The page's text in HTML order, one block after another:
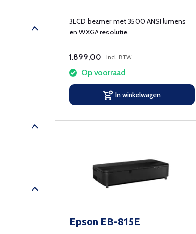
3LCD beamer met 3500 ANSI lumens
en WXGA resolutie.
1.899,00 Incl. BTW
Op voorraad
In winkelwagen
Epson EB-815E